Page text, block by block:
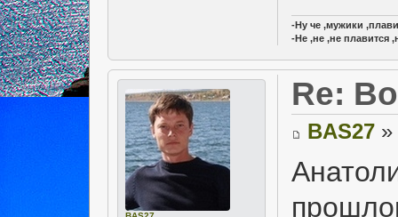
-Ну че ,мужики
-Не ,не ,не плавится
Re:
BAS27 »